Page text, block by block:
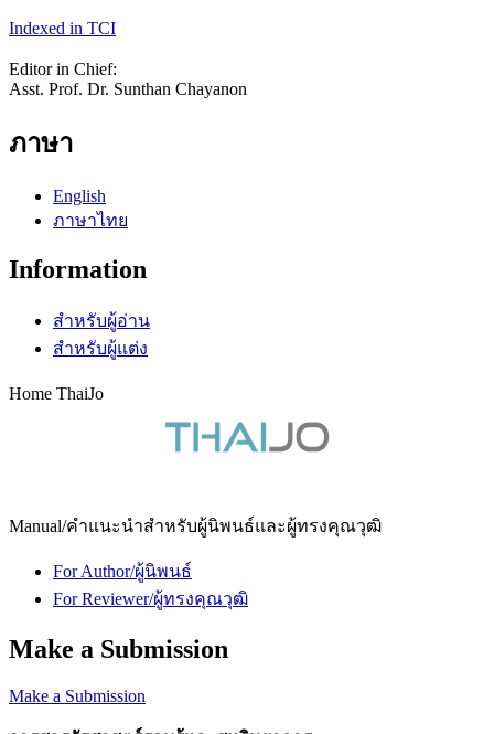
Indexed in TCI
Editor in Chief:
Asst. Prof. Dr. Sunthan Chayanon
ภาษา
English
ภาษาไทย
Information
สำหรับผู้อ่าน
สำหรับผู้แต่ง
Home ThaiJo
Manual/คำแนะนำสำหรับผู้นิพนธ์และผู้ทรงคุณวุฒิ
For Author/ผู้นิพนธ์
For Reviewer/ผู้ทรงคุณวุฒิ
Make a Submission
Make a Submission